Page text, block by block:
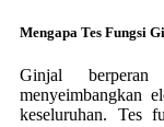
Mengapa Tes Fungsi
Ginjal
menyeimbangkan
keseluruhan. Tes